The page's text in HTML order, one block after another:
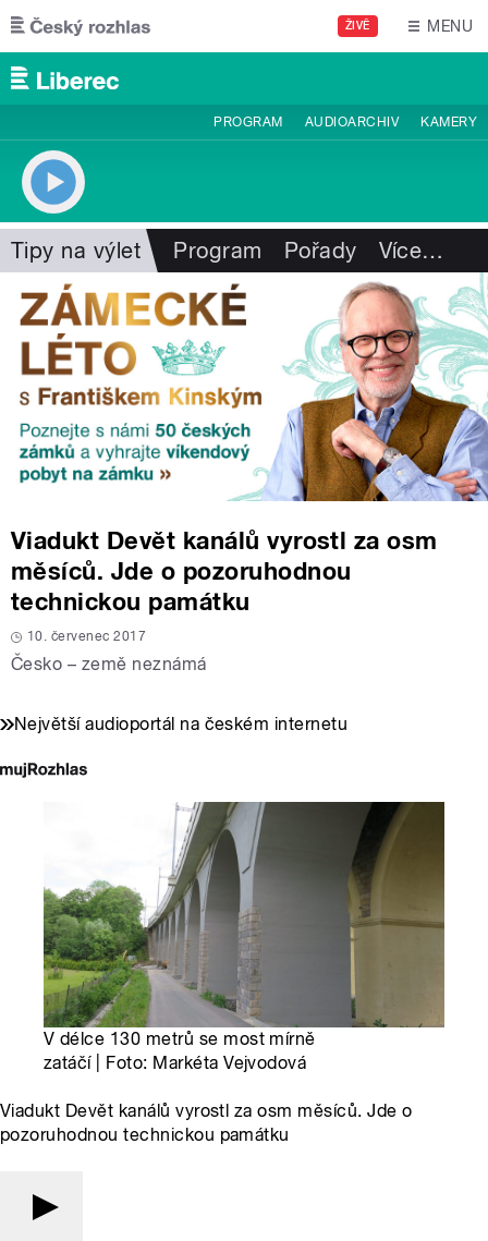
Přejít k hlavnímu obsahu
ŽIVĚ MENU
PROGRAM AUDIOARCHIV KAMERY
Tipy na výlet Program Pořady Více…
Viadukt Devět kanálů vyrostl za osm
měsíců. Jde o pozoruhodnou
technickou památku
10. červenec 2017
Česko – země neznámá
Největší audioportál na českém internetu
V délce 130 metrů se most mírně
zatáčí | Foto: Markéta Vejvodová
Viadukt Devět kanálů vyrostl za osm měsíců. Jde o
pozoruhodnou technickou památku